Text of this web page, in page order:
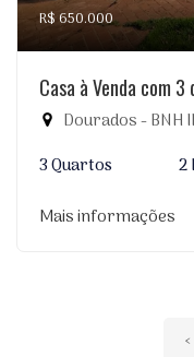
R$ 650.000
Casa à Venda com
Dourados - BNH
3 Quartos
2
Mais informações
‹